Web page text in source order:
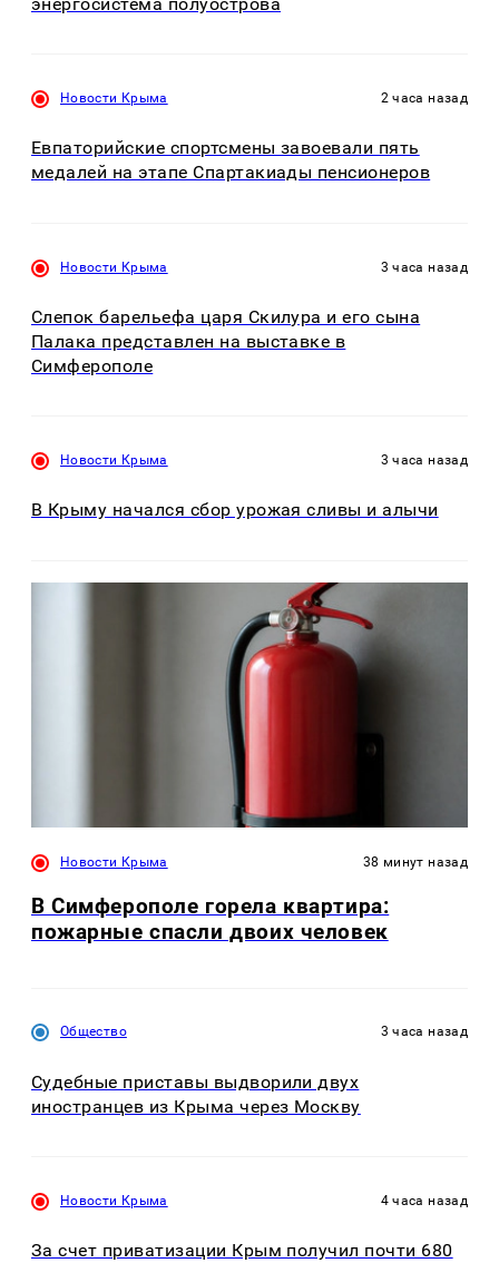
Новости Крыма 2 часа назад
Евпаторийские спортсмены завоевали пять
медалей на этапе Спартакиады пенсионеров
Новости Крыма 3 часа назад
Слепок барельефа царя Скилура и его сына
Палака представлен на выставке в
Симферополе
Новости Крыма 3 часа назад
В Крыму начался сбор урожая сливы и алычи
Новости Крыма 38 минут назад
В Симферополе горела квартира:
пожарные спасли двоих человек
Общество 3 часа назад
Судебные приставы выдворили двух
иностранцев из Крыма через Москву
Новости Крыма 4 часа назад
За счет приватизации Крым получил почти 680